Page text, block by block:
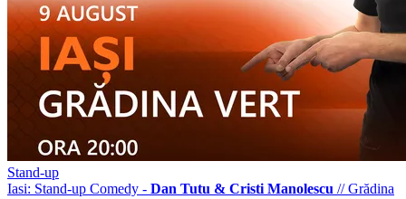
Stand-up
Iasi: Stand-up Comedy - Dan Tutu & Cristi Manolescu //Grădina